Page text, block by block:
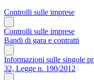
Controlli sulle imprese
Controlli sulle imprese
Bandi di gara e contratti
Informazioni sulle singole
32, Legge n. 190/2012